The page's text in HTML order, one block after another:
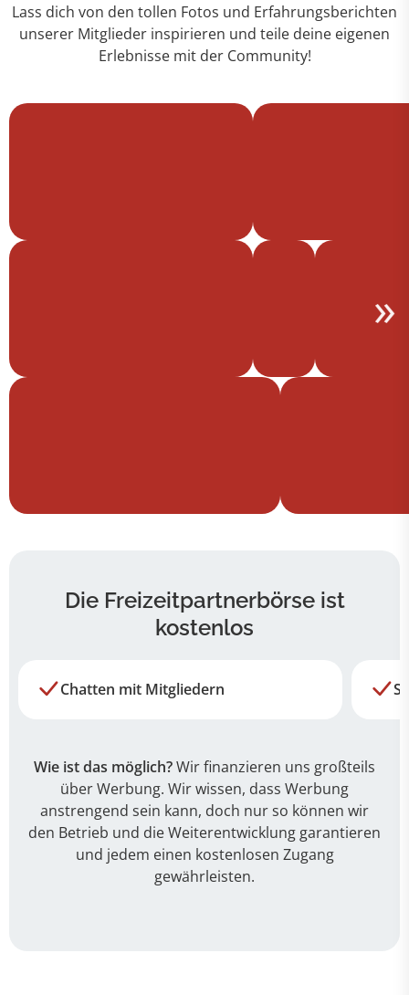
Lass dich von den tollen Fotos und Erfahrungsberichten
unserer Mitglieder inspirieren und teile deine eigenen
Erlebnisse mit der Community!
die Freizeitpartnerbörseist
kostenlos
Chatten mit Mitgliedern
Wie ist das möglich?Wir finanzieren uns großteils
über Werbung. Wir wissen, dass Werbung
anstrengend sein kann, doch nur so können wir
den Betrieb und die Weiterentwicklung garantieren
und jedem einen kostenlosen Zugang
gewährleisten.